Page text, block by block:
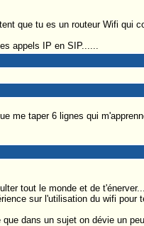
que tu es un routeur Wifi qui
appels IP en SIP......
me taper 6 lignes qui
tout le monde et de t'énerver...
sur l'utilisation du wifi pour
dans un sujet on dévie un peu